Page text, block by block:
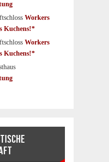
Workers
Kuchens!*
Workers
Kuchens!*